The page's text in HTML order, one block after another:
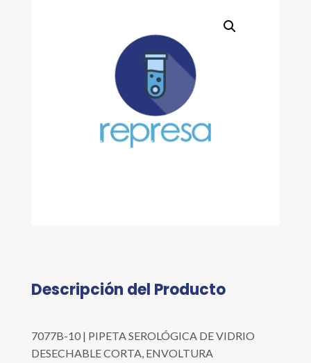
Descripción del Producto
7077B-10 | PIPETA SEROLÓGICA DE VIDRIO
DESECHABLE CORTA, ENVOLTURA